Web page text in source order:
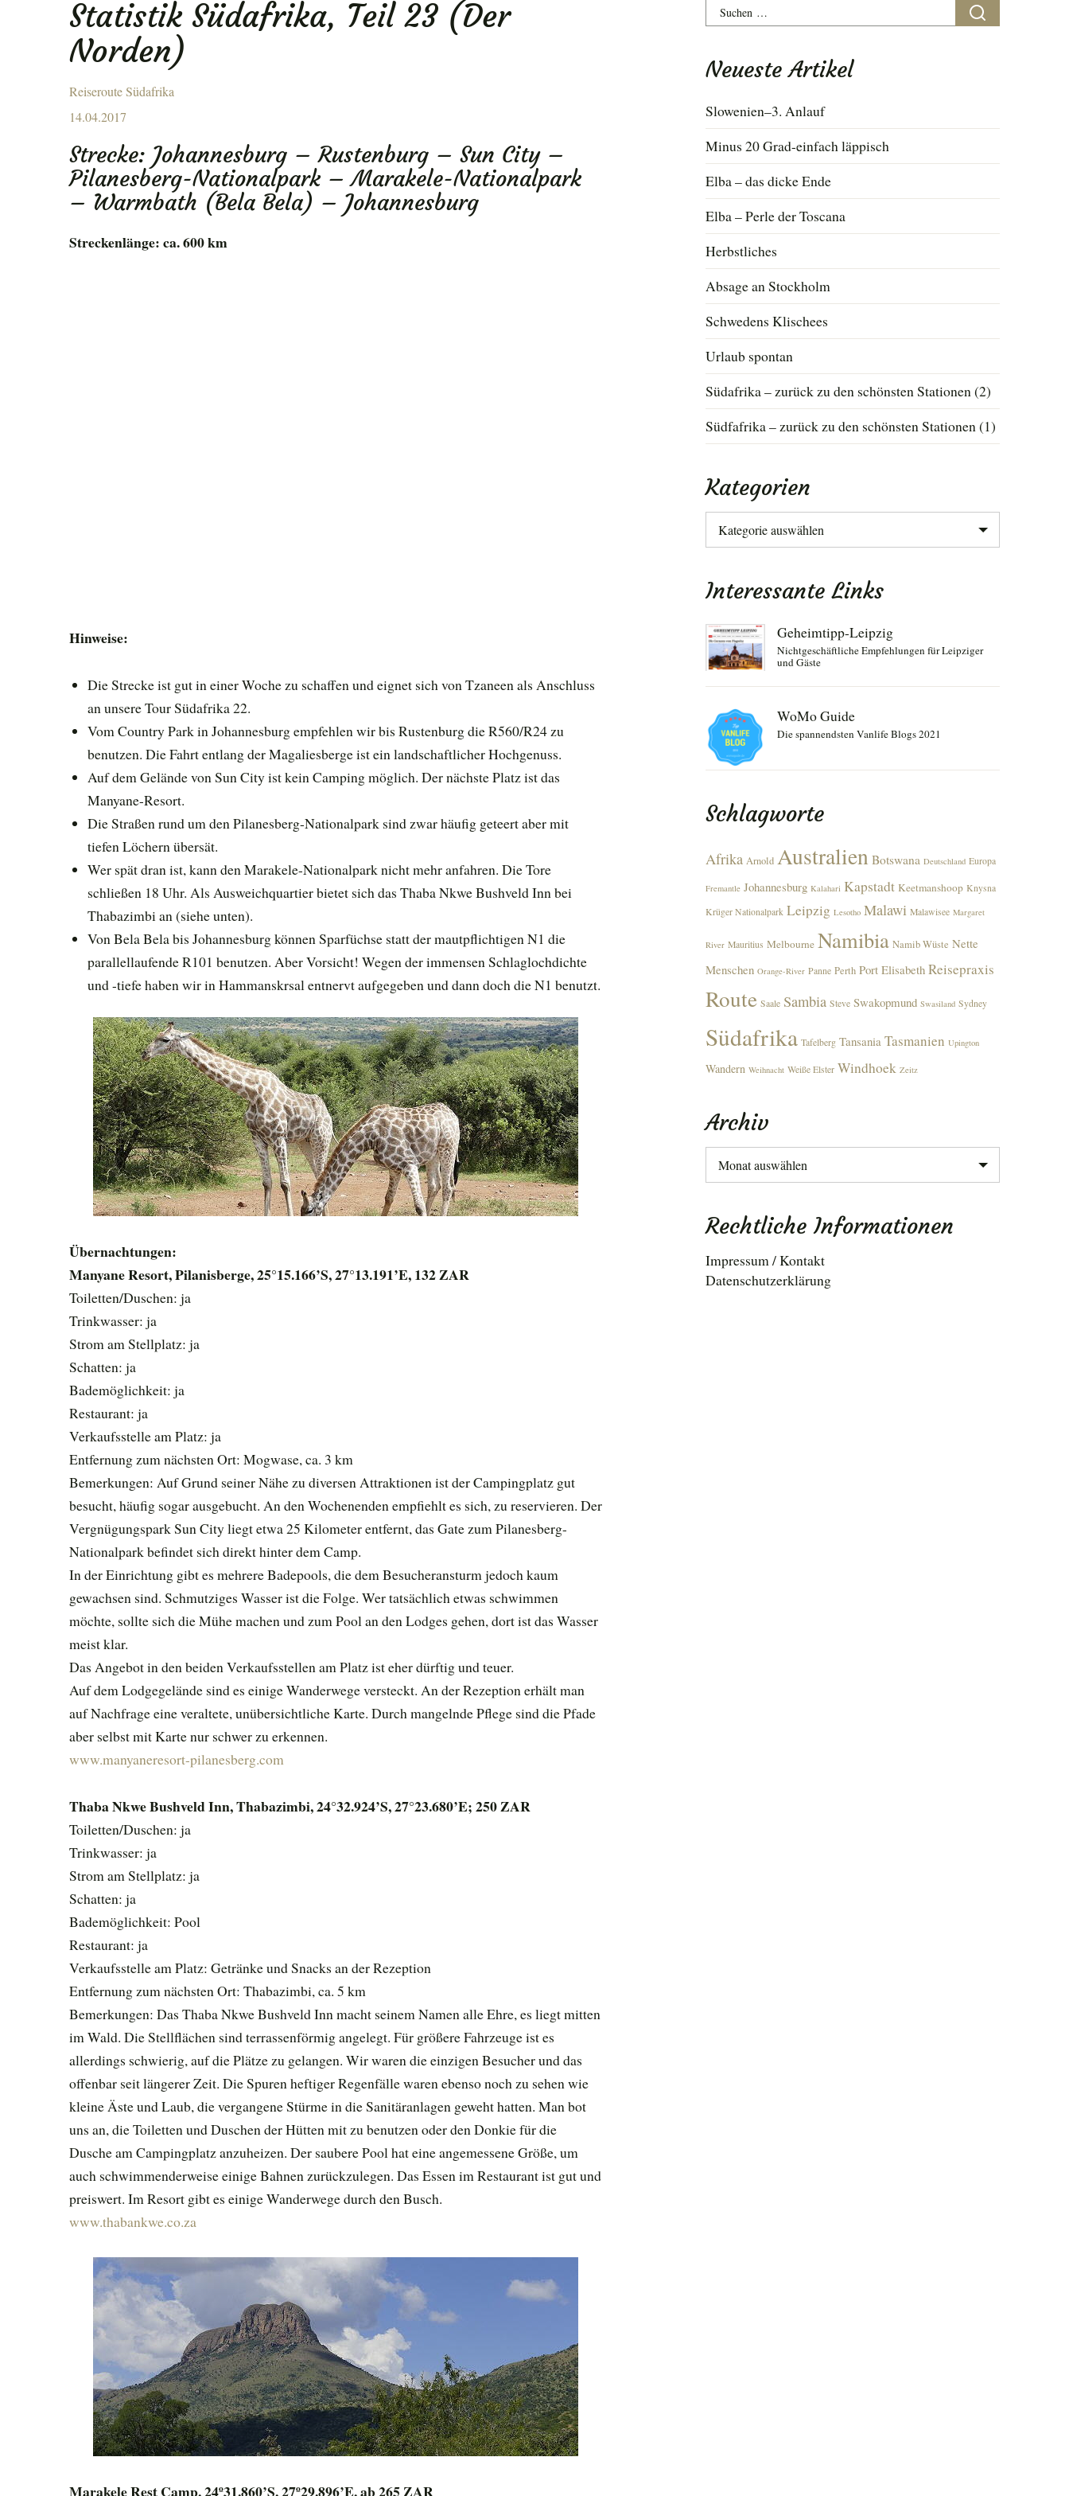
Statistik Südafrika, Teil 23 (Der
Norden)
Reiseroute Südafrika
Posted
14.04.2017
Strecke: Johannesburg – Rustenburg – Sun City –
Pilanesberg-Nationalpark – Marakele-Nationalpark
– Warmbath (Bela Bela) – Johannesburg
Streckenlänge: ca. 600 km
Hinweise:
Die Strecke ist gut in einer Woche zu schaffen und eignet sich von Tzaneen als Anschluss
an unsere Tour Südafrika 22.
Vom Country Park in Johannesburg empfehlen wir bis Rustenburg die R560/R24 zu
benutzen. Die Fahrt entlang der Magaliesberge ist ein landschaftlicher Hochgenuss.
Auf dem Gelände von Sun City ist kein Camping möglich. Der nächste Platz ist das
Manyane-Resort.
Die Straßen rund um den Pilanesberg-Nationalpark sind zwar häufig geteert aber mit
tiefen Löchern übersät.
Wer spät dran ist, kann den Marakele-Nationalpark nicht mehr anfahren. Die Tore
schließen 18 Uhr. Als Ausweichquartier bietet sich das Thaba Nkwe Bushveld Inn bei
Thabazimbi an (siehe unten).
Von Bela Bela bis Johannesburg können Sparfüchse statt der mautpflichtigen N1 die
parallellaufende R101 benutzen. Aber Vorsicht! Wegen der immensen Schlaglochdichte
und -tiefe haben wir in Hammanskrsal entnervt aufgegeben und dann doch die N1 benutzt.
Übernachtungen:
Manyane Resort, Pilanisberge, 25°15.166’S, 27°13.191’E, 132 ZAR
Toiletten/Duschen: ja
Trinkwasser: ja
Strom am Stellplatz: ja
Schatten: ja
Bademöglichkeit: ja
Restaurant: ja
Verkaufsstelle am Platz: ja
Entfernung zum nächsten Ort: Mogwase, ca. 3 km
Bemerkungen: Auf Grund seiner Nähe zu diversen Attraktionen ist der Campingplatz gut
besucht, häufig sogar ausgebucht. An den Wochenenden empfiehlt es sich, zu reservieren. Der
Vergnügungspark Sun City liegt etwa 25 Kilometer entfernt, das Gate zum Pilanesberg-
Nationalpark befindet sich direkt hinter dem Camp.
In der Einrichtung gibt es mehrere Badepools, die dem Besucheransturm jedoch kaum
gewachsen sind. Schmutziges Wasser ist die Folge. Wer tatsächlich etwas schwimmen
möchte, sollte sich die Mühe machen und zum Pool an den Lodges gehen, dort ist das Wasser
meist klar.
Das Angebot in den beiden Verkaufsstellen am Platz ist eher dürftig und teuer.
Auf dem Lodgegelände sind es einige Wanderwege versteckt. An der Rezeption erhält man
auf Nachfrage eine veraltete, unübersichtliche Karte. Durch mangelnde Pflege sind die Pfade
aber selbst mit Karte nur schwer zu erkennen.
www.manyaneresort-pilanesberg.com
Thaba Nkwe Bushveld Inn, Thabazimbi, 24°32.924’S, 27°23.680’E; 250 ZAR
Toiletten/Duschen: ja
Trinkwasser: ja
Strom am Stellplatz: ja
Schatten: ja
Bademöglichkeit: Pool
Restaurant: ja
Verkaufsstelle am Platz: Getränke und Snacks an der Rezeption
Entfernung zum nächsten Ort: Thabazimbi, ca. 5 km
Bemerkungen: Das Thaba Nkwe Bushveld Inn macht seinem Namen alle Ehre, es liegt mitten
im Wald. Die Stellflächen sind terrassenförmig angelegt. Für größere Fahrzeuge ist es
allerdings schwierig, auf die Plätze zu gelangen. Wir waren die einzigen Besucher und das
offenbar seit längerer Zeit. Die Spuren heftiger Regenfälle waren ebenso noch zu sehen wie
kleine Äste und Laub, die vergangene Stürme in die Sanitäranlagen geweht hatten. Man bot
uns an, die Toiletten und Duschen der Hütten mit zu benutzen oder den Donkie für die
Dusche am Campingplatz anzuheizen. Der saubere Pool hat eine angemessene Größe, um
auch schwimmenderweise einige Bahnen zurückzulegen. Das Essen im Restaurant ist gut und
preiswert. Im Resort gibt es einige Wanderwege durch den Busch.
www.thabankwe.co.za
Marakele Rest Camp, 24º31.860’S, 27º29.896’E, ab 265 ZAR
Suchen
nach:
Neueste Artikel
Slowenien–3. Anlauf
Minus 20 Grad-einfach läppisch
Elba – das dicke Ende
Elba – Perle der Toscana
Herbstliches
Absage an Stockholm
Schwedens Klischees
Urlaub spontan
Südafrika – zurück zu den schönsten Stationen (2)
Südfafrika – zurück zu den schönsten Stationen (1)
Kategorien
Kategorien
Interessante Links
Geheimtipp-Leipzig
Nichtgeschäftliche Empfehlungen für Leipziger
und Gäste
WoMo Guide
Die spannendsten Vanlife Blogs 2021
Schlagworte
Afrika Arnold Australien Botswana Deutschland Europa
Fremantle Johannesburg Kalahari Kapstadt Keetmanshoop Knysna
Krüger Nationalpark Leipzig Lesotho Malawi Malawisee Margaret
River Mauritius Melbourne Namibia Namib Wüste Nette
Menschen Orange-River Panne Perth Port Elisabeth Reisepraxis
Route Saale Sambia Steve Swakopmund Swasiland Sydney
Südafrika Tafelberg Tansania Tasmanien Upington
Wandern Weihnacht Weiße Elster Windhoek Zeitz
Archiv
Archiv
Rechtliche Informationen
Impressum / Kontakt
Datenschutzerklärung